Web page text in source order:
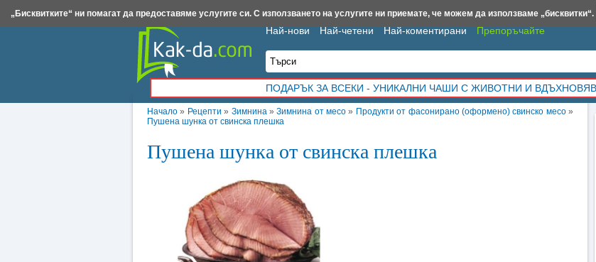
Начало » Рецепти » Зимнина»Зимнина от месо » Продукти от фасонирано (оформено) свинско месо»
Пушена шунка от свинска плешка
Пушена шунка от свинска плешка
Най-нови Най-четени Най-коментирани Препоръчайте
ПОДАРЪК ЗА ВСЕКИ - УНИКАЛНИ ЧАШИ С ЖИВОТНИ И
Insert.bg Framar.bg Kak-da.com Iztochnik.com BauBau.bg NewAge.bg
„Бисквитките“ ни помагат да предоставяме услугите си. С използването на услугите ни приемате, че можем да използваме „бисквитки“.